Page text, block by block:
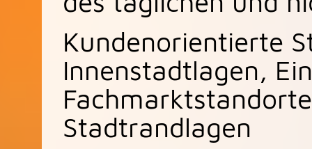
Kundenorientierte
Innenstadtlagen,
Stadtrandlagen